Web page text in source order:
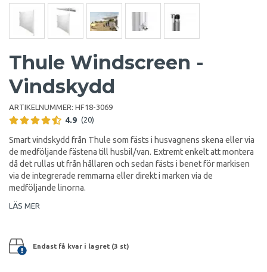
Thule Windscreen -
Vindskydd
ARTIKELNUMMER: HF18-3069
4.9 (20)
Smart vindskydd från Thule som fästs i husvagnens skena eller via
de medföljande fästena till husbil/van. Extremt enkelt att montera
då det rullas ut från hållaren och sedan fästs i benet för markisen
via de integrerade remmarna eller direkt i marken via de
medföljande linorna.
LÄS MER
Endast få kvar i lagret (3 st)